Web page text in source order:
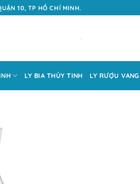
10, TP HỒ CHÍ MINH.
LY BIA THỦY TINH LY RƯỢU VANG